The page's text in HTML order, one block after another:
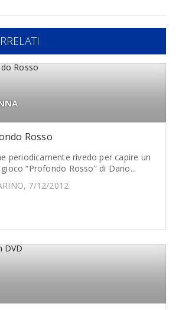
Rosso
periodicamente rivedo per capire un
“Profondo Rosso” di Dario...
7/12/2012